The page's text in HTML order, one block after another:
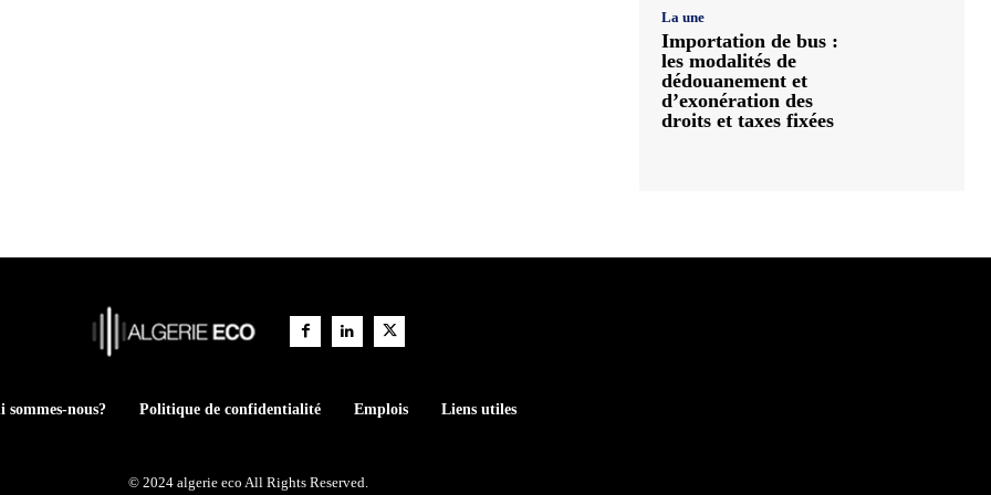
La une
Importation de bus :
les modalités de
dédouanement et
d’exonération des
droits et taxes fixées
sommes-nous? Politique de confidentialité Emplois Liens utiles
© 2024 algerie eco All Rights Reserved.